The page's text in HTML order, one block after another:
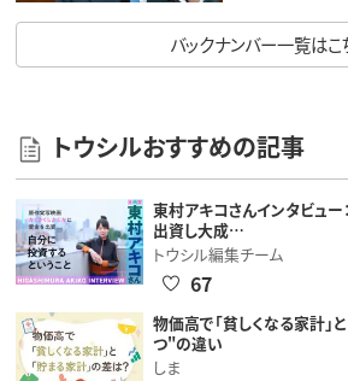
バックナンバー一覧はこ
トウシルおすすめの記事
東村アキコさんインタビュ
出資し大成…
トウシル編集チーム
67
物価高で「貧しくなる家計」
つ"の違い
しま